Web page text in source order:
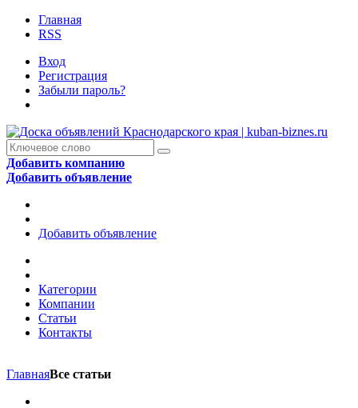
Главная
RSS
Вход
Регистрация
Забыли пароль?
Добавить компанию
Добавить объявление
Добавить объявление
Категории
Компании
Статьи
Контакты
ГлавнаяВсе статьи